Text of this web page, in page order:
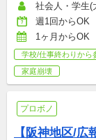
社会人・学生(
週1回からOK
1ヶ月からOK
学校/仕事終わりから
家庭崩壊
プロボノ
【阪神地区/